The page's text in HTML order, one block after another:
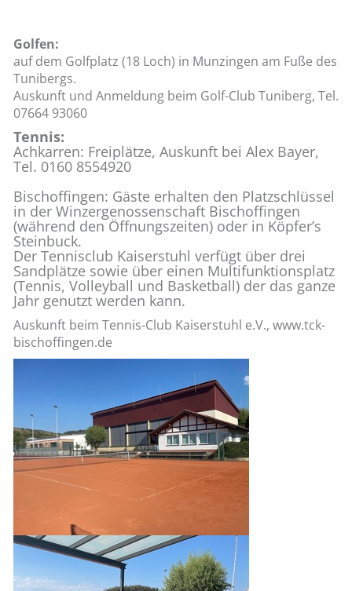
Gol­fen:
auf dem Golf­platz (18 Loch) in Mun­zin­gen am Fuße des
Tu­ni­bergs.
Aus­kunft und An­mel­dung beim Golf-Club Tu­ni­berg, Tel.
07664 93060
Ten­nis:
Ach­kar­ren: Frei­plät­ze, Aus­kunft bei Alex Bayer,
Tel. 0160 8554920
Bi­sch­off­in­gen: Gäste er­hal­ten den Platz­schlüs­sel
in der Win­zer­ge­nos­sen­schaft Bi­sch­off­in­gen
(wäh­rend den Öff­nungs­zei­ten) oder in Köp­fer’s
Stein­buck.
Der Ten­nis­club Kai­ser­stuhl ver­fügt über drei
Sand­plät­ze sowie über einen Mul­ti­funk­ti­ons­platz
(Ten­nis, Vol­ley­ball und Bas­ket­ball) der das ganze
Jahr ge­nutzt wer­den kann.
Aus­kunft beim Ten­nis-Club Kai­ser­stuhl e.V., www.​tck-​
bis​chof​fing​en.​de